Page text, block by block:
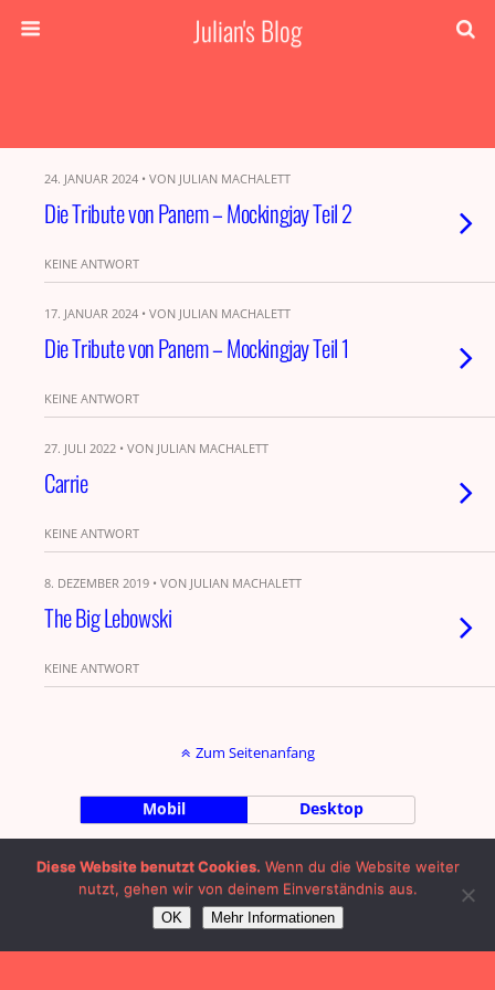
Julian's Blog
24. JANUAR 2024 • VON JULIAN MACHALETT
Die Tribute von Panem – Mockingjay Teil 2
KEINE ANTWORT
17. JANUAR 2024 • VON JULIAN MACHALETT
Die Tribute von Panem – Mockingjay Teil 1
KEINE ANTWORT
27. JULI 2022 • VON JULIAN MACHALETT
Carrie
KEINE ANTWORT
8. DEZEMBER 2019 • VON JULIAN MACHALETT
The Big Lebowski
KEINE ANTWORT
Zum Seitenanfang
Mobil Desktop
by Julian Machalett |Impressum|
Diese Website benutzt Cookies. Wenn du die Website weiter
nutzt, gehen wir von deinem Einverständnis aus.
OK Mehr Informationen